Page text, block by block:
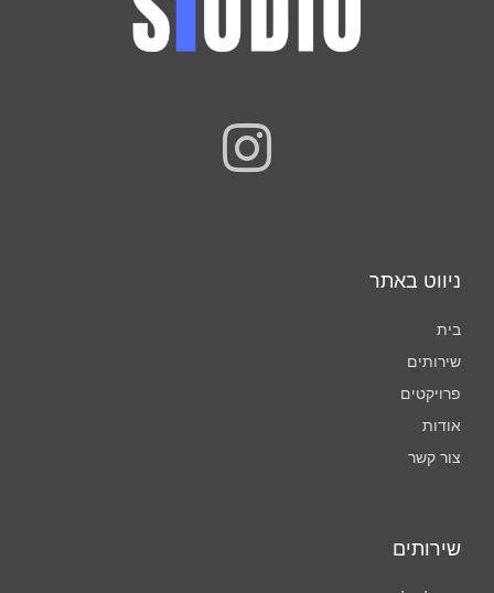
I
n
ניווט באתר
בית
שירותים
פרויקטים
אודות
צור קשר
שירותים